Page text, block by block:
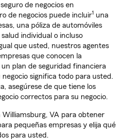
de negocios en
de negocios puede incluir1 una
una póliza de automóviles
individual o incluso
que usted, nuestros agentes
que conocen la
plan de seguridad financiera
significa todo para usted.
asegúrese de que tiene los
correctos para su negocio.
Williamsburg, VA para obtener
pequeñas empresas y elija qué
para usted.